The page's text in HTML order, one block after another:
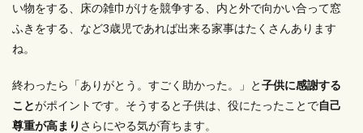
い物をする、床の雑巾がけを競争する、内と外で向かい合って窓
ふきをする、など3歳児であれば出来る家事はたくさんあります
ね。
終わったら「ありがとう。すごく助かった。」と子供に感謝する
ことがポイントです。そうすると子供は、役にたったことで自己
尊重が高まり さらにやる気が育ちます。